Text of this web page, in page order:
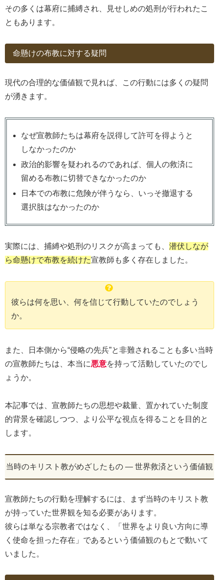
その多くは幕府に捕縛され、見せしめの処刑が行われたこ
ともあります。
命懸けの布教に対する疑問
現代の合理的な価値観で見れば、この行動には多くの疑問
が湧きます。
なぜ宣教師たちは幕府を説得して許可を得ようと
しなかったのか
政治的影響を疑われるのであれば、個人の救済に
留める布教に切替できなかったのか
日本での布教に危険が伴うなら、いっそ撤退する
選択肢はなかったのか
実際には、捕縛や処刑のリスクが高まっても、 潜伏しなが
ら命懸けで布教を続けた宣教師も多く存在しました。
彼らは何を思い、何を信じて行動していたのでしょう
か。
また、日本側から“侵略の先兵”と非難されることも多い当時
の宣教師たちは、本当に悪意を持って活動していたのでし
ょうか。
本記事では、宣教師たちの思想や裁量、置かれていた制度
的背景を確認しつつ、より公平な視点を得ることを目的と
します。
当時のキリスト教がめざしたもの ― 世界救済という価値観
宣教師たちの行動を理解するには、まず当時のキリスト教
が持っていた世界観を知る必要があります。
彼らは単なる宗教者ではなく、「世界をより良い方向に導
く使命を担った存在」であるという価値観のもとで動いて
いました。